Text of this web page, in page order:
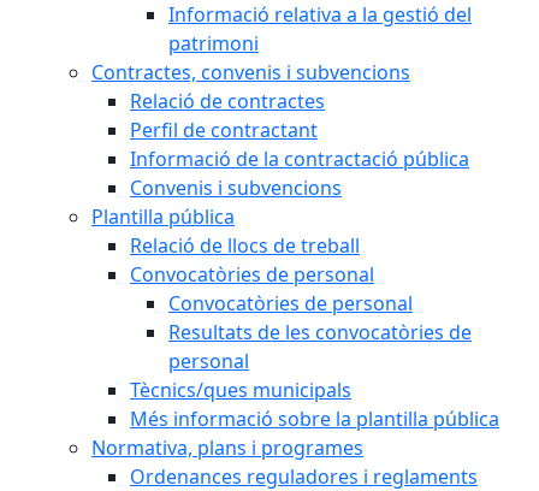
Informació relativa a la gestió del
patrimoni
Contractes, convenis i subvencions
Relació de contractes
Perfil de contractant
Informació de la contractació pública
Convenis i subvencions
Plantilla pública
Relació de llocs de treball
Convocatòries de personal
Convocatòries de personal
Resultats de les convocatòries de
personal
Tècnics/ques municipals
Més informació sobre la plantilla pública
Normativa, plans i programes
Ordenances reguladores i reglaments